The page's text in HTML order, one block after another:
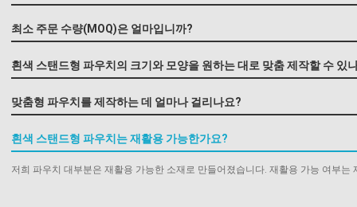
최소 주문 수량(MOQ)은 얼마입니까?
흰색 스탠드형 파우치의 크기와 모양을 원하는 대로 맞춤 제작할 수 있
맞춤형 파우치를 제작하는 데 얼마나 걸리나요?
흰색 스탠드형 파우치는 재활용 가능한가요?
저희 파우치 대부분은 재활용 가능한 소재로 만들어졌습니다. 재활용 가능 여부는